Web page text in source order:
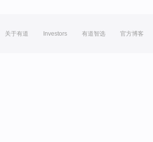
关于有道 Investors 有道智选 官方博客